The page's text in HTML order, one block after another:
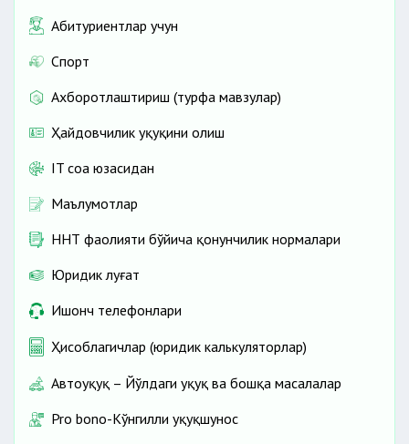
Абитуриентлар учун
Спорт
Ахборотлаштириш (турфа мавзулар)
Ҳайдовчилик ҳуқуқини олиш
IT соҳа юзасидан
Маълумотлар
ННТ фаолияти бўйича қонунчилик нормалари
Юридик луғат
Ишонч телефонлари
Ҳисоблагичлар (юридик калькуляторлар)
Автоҳуқуқ – Йўлдаги ҳуқуқ ва бошқа масалалар
Pro bono-Кўнгилли ҳуқуқшунос